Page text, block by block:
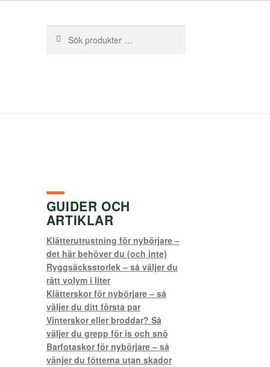
efter:
GUIDER OCH
ARTIKLAR
Klätterutrustning för nybörjare –
det här behöver du (och inte)
Ryggsäcksstorlek – så väljer du
rätt volym i liter
Klätterskor för nybörjare – så
väljer du ditt första par
Vinterskor eller broddar? Så
väljer du grepp för is och snö
Barfotaskor för nybörjare – så
vänjer du fötterna utan skador